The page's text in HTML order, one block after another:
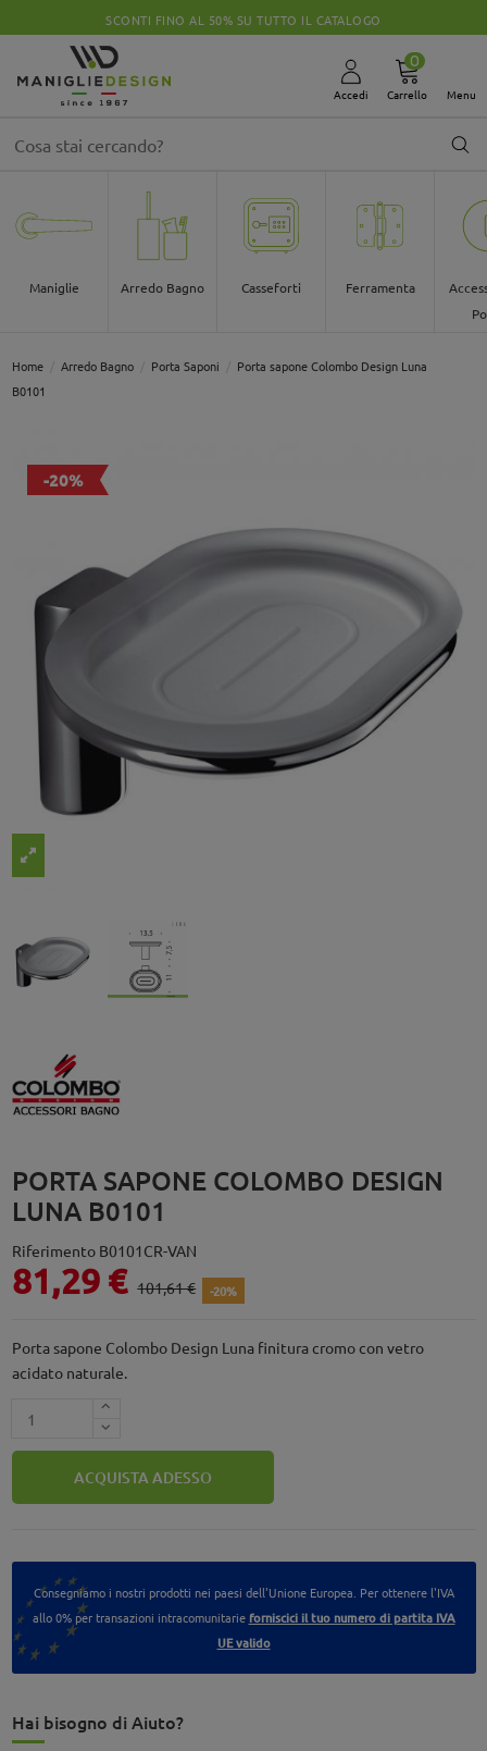
SCONTI FINO AL 50% SU TUTTO IL CATALOGO
Accedi
0
Carrello Menu
Maniglie Arredo Bagno Casseforti Ferramenta
Home Arredo Bagno Porta Saponi
Porta sapone Colombo Design Luna
B0101
-20%
PORTA SAPONE COLOMBO DESIGN
LUNA B0101
Riferimento B0101CR-VAN
81,29 € 101,61 € -20%
Porta sapone Colombo Design Luna finitura cromo con vetro
acidato naturale.
ACQUISTA ADESSO
Consegniamo i nostri prodotti nei paesi dell'Unione Europea. Per ottenere l'IVA
allo 0% per transazioni intracomunitarie forniscici il tuo numero di partita IVA
UE valido
Hai bisogno di Aiuto?